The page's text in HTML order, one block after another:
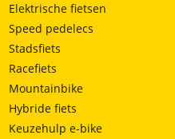
Elektrische fietsen
Speed pedelecs
Stadsfiets
Racefiets
Mountainbike
Hybride fiets
Keuzehulp e-bike